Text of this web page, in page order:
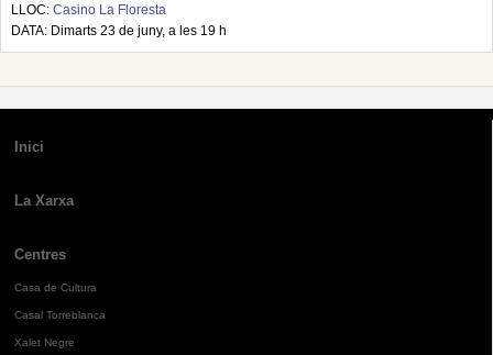
LLOC: Casino La Floresta
DATA: Dimarts 23 de juny, a les 19 h
Inici
La Xarxa
Centres
Casa de Cultura
Casal Torreblanca
Xalet Negre